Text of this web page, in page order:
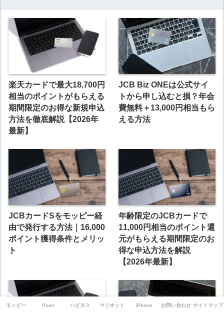
楽天カードで最大18,700円
相当のポイントがもらえる
期間限定のお得な新規申込
方法を徹底解説【2026年
最新】
JCB Biz ONEは公式サイ
トから申し込むと損？年会
費無料＋13,000円相当もら
える方法
JCBカードSをモッピー経
由で発行する方法｜16,000
ポイント獲得条件とメリッ
ト
年齢限定のJCBカードで
11,000円相当のポイント還
元がもらえる期間限定のお
得な申込方法を解説
【2026年最新】
モッピー Powl ハピタス マリオット iPhone お問い合わせ サイトマップ